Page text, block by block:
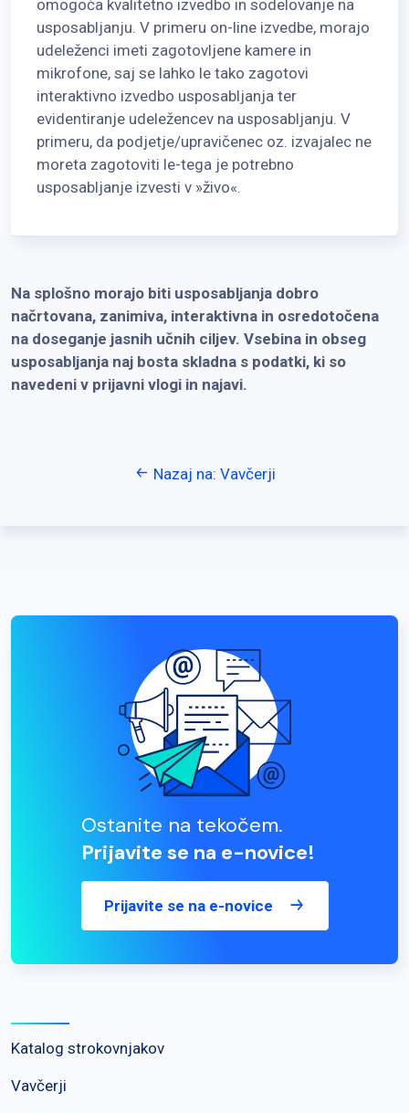
omogoča kvalitetno izvedbo in sodelovanje na
usposabljanju. V primeru on-line izvedbe, morajo
udeleženci imeti zagotovljene kamere in
mikrofone, saj se lahko le tako zagotovi
interaktivno izvedbo usposabljanja ter
evidentiranje udeležencev na usposabljanju. V
primeru, da podjetje/upravičenec oz. izvajalec ne
moreta zagotoviti le-tega je potrebno
usposabljanje izvesti v »živo«.
Na splošno morajo biti usposabljanja dobro
načrtovana, zanimiva, interaktivna in osredotočena
na doseganje jasnih učnih ciljev. Vsebina in obseg
usposabljanja naj bosta skladna s podatki, ki so
navedeni v prijavni vlogi in najavi.
Nazaj na: Vavčerji
Ostanite na tekočem.
Prijavite se na e-novice!
Prijavite se na e-novice
Katalog strokovnjakov
Vavčerji